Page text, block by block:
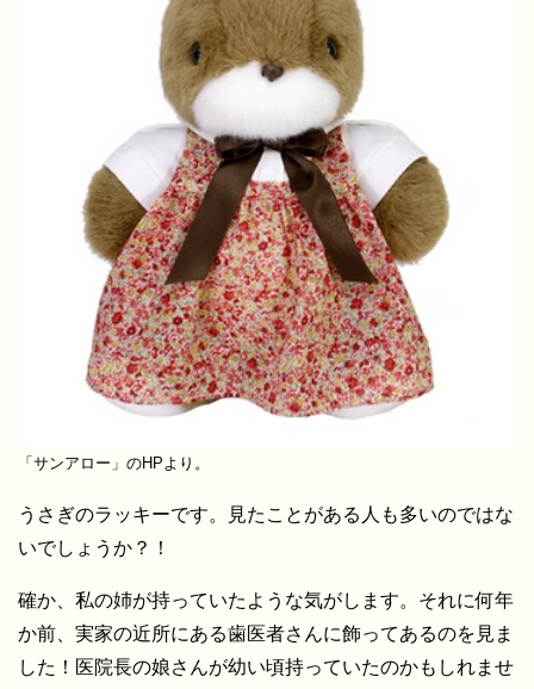
「サンアロー」のHPより。
うさぎのラッキーです。見たことがある人も多いのではな
いでしょうか？！
確か、私の姉が持っていたような気がします。それに何年
か前、実家の近所にある歯医者さんに飾ってあるのを見ま
した！医院長の娘さんが幼い頃持っていたのかもしれませ